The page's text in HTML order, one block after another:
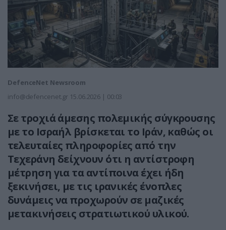
DefenceNet Newsroom
info@defencenet.gr 15.06.2026 | 00:03
Σε τροχιά άμεσης πολεμικής σύγκρουσης
με το Ισραήλ βρίσκεται το Ιράν, καθώς οι
τελευταίες πληροφορίες από την
Τεχεράνη δείχνουν ότι η αντίστροφη
μέτρηση για τα αντίποινα έχει ήδη
ξεκινήσει, με τις ιρανικές ένοπλες
δυνάμεις να προχωρούν σε μαζικές
μετακινήσεις στρατιωτικού υλικού.